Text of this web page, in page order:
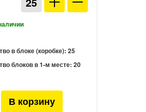
в блоке (коробке): 25
блоков в 1-м месте: 20